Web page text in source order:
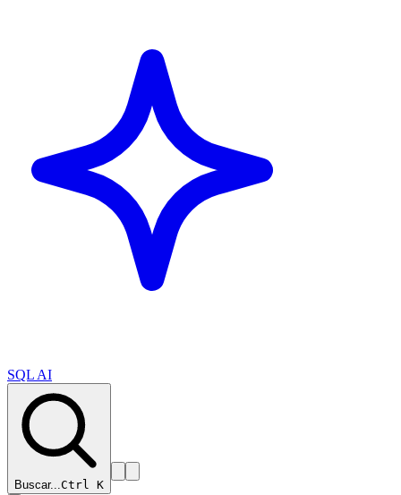
SQL AI
Buscar...Ctrl K